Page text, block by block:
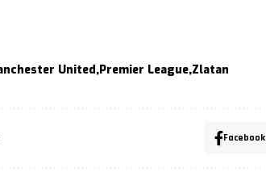
United Premier League Zlatan
Facebook